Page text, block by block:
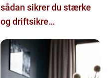
sådan sikrer du stærke
og driftsikre